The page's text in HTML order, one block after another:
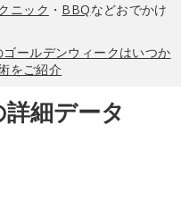
ニック ・ BBQなどおでかけ
ゴールデンウィークはいつか
をご紹介
細データ